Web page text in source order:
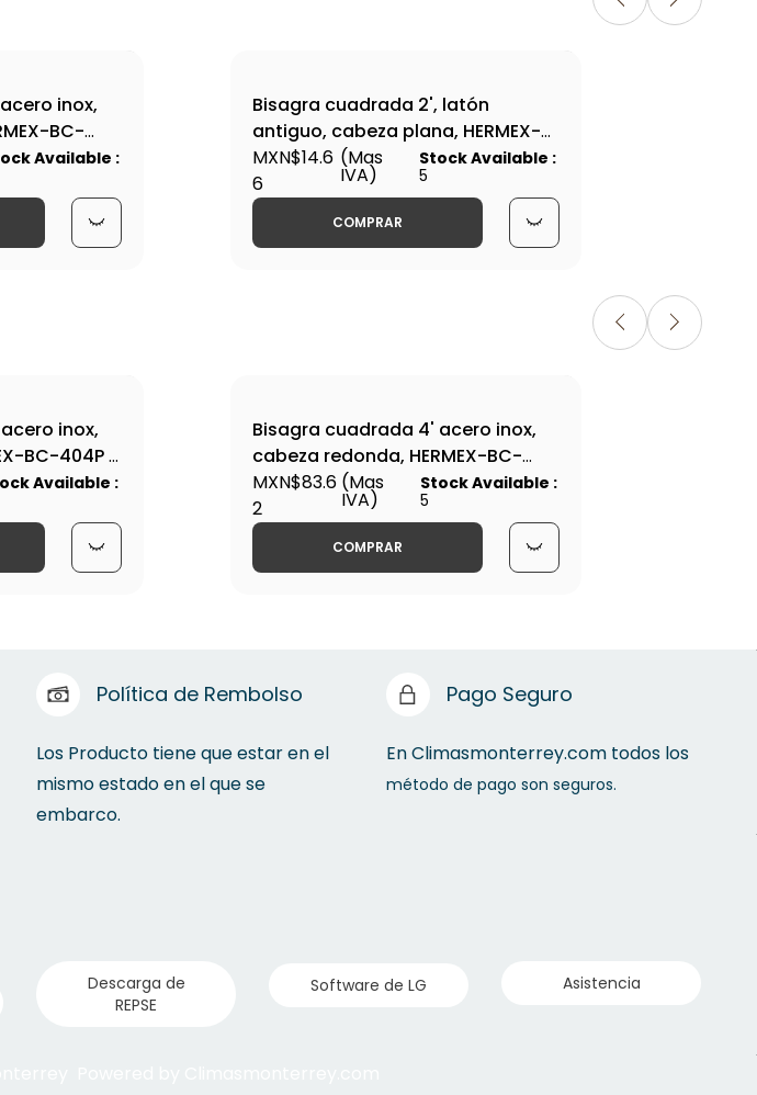
inox,
BC-
Available :
Bisagra cuadrada 2', latón
antiguo, cabeza plana, HERMEX-
BC-202P / 43249
MXN$14.6
6
(Mas
IVA)
Stock Available :
5
COMPRAR
inox,
BC-404P /
Available :
Bisagra cuadrada 4' acero inox,
cabeza redonda, HERMEX-BC-
404R / 43224
MXN$83.6
2
(Mas
IVA)
Stock Available :
5
COMPRAR
Política de Rembolso
Los Producto tiene que estar en el
mismo estado en el que se
embarco.
Pago Seguro
En Climasmonterrey.com todos los
método de pago son seguros.
Descarga de
REPSE
Software de LG Asistencia